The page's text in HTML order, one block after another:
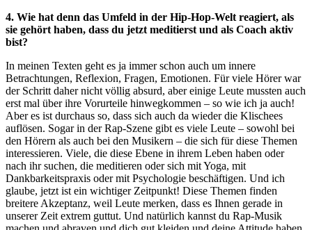
4. Wie hat denn das Umfeld in der Hip-Hop-Welt reagiert, als
sie gehört haben, dass du jetzt meditierst und als Coach aktiv
bist?
In meinen Texten geht es ja immer schon auch um innere
Betrachtungen, Reflexion, Fragen, Emotionen. Für viele Hörer war
der Schritt daher nicht völlig absurd, aber einige Leute mussten auch
erst mal über ihre Vorurteile hinwegkommen – so wie ich ja auch!
Aber es ist durchaus so, dass sich auch da wieder die Klischees
auflösen. Sogar in der Rap-Szene gibt es viele Leute – sowohl bei
den Hörern als auch bei den Musikern – die sich für diese Themen
interessieren. Viele, die diese Ebene in ihrem Leben haben oder
nach ihr suchen, die meditieren oder sich mit Yoga, mit
Dankbarkeitspraxis oder mit Psychologie beschäftigen. Und ich
glaube, jetzt ist ein wichtiger Zeitpunkt! Diese Themen finden
breitere Akzeptanz, weil Leute merken, dass es Ihnen gerade in
unserer Zeit extrem guttut. Und natürlich kannst du Rap-Musik